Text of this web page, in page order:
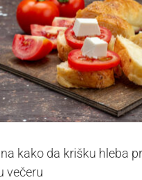
kako da krišku hleba pretvorite
Saveti
kako da krišku hleba
večeru